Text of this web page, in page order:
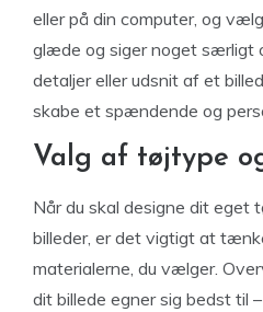
eller på din computer, og
glæde og siger noget særligt
detaljer eller udsnit af et
skabe et spændende og
Valg af tøjtype
Når du skal designe dit eget
billeder, er det vigtigt at
materialerne, du vælger.
dit billede egner sig bedst til